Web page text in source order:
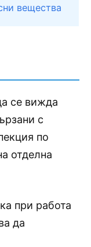
вещества
се вижда
с
по
отделна
при работа
да